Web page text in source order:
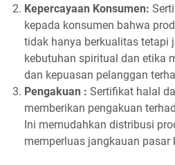
Kepercayaan Konsumen:
kepada konsumen bahwa
tidak hanya berkualitas tetapi
kebutuhan spiritual dan etika
dan kepuasan pelanggan
Pengakuan : Sertifikat halal
memberikan pengakuan
Ini memudahkan distribusi
memperluas jangkauan pasar